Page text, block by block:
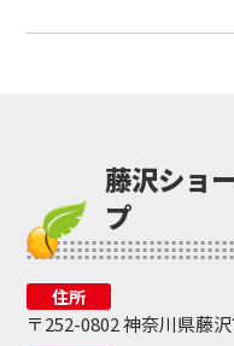
藤沢ショ
プ
住所
〒252-0802 神奈川県藤